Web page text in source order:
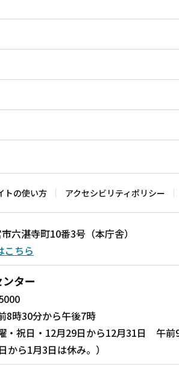
トの使い方 アクセシビリティポリシー
六湛寺町10番3号（本庁舎）
こちら
ター
時30分から午後7時
・祝日・12月29日から12月31日 午前
から1月3日は休み。）